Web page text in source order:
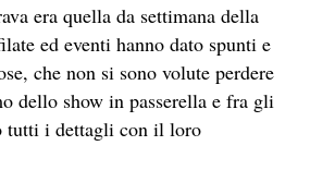
era quella da settimana della
ed eventi hanno dato spunti e
che non si sono volute perdere
dello show in passerella e fra gli
tutti i dettagli con il loro